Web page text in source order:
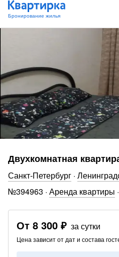
Двухкомнатная
Санкт-Петербург ·
№394963 · Аренда квартиры ·
От 8 300 ₽ за сутки
Цена зависит от дат и состава